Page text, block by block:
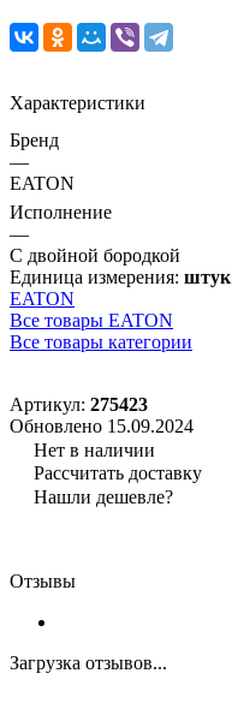
Характеристики
Бренд
—
EATON
Исполнение
—
С двойной бородкой
Единица измерения: штук
EATON
Все товары EATON
Все товары категории
Артикул: 275423
Обновлено 15.09.2024
Нет в наличии
Рассчитать доставку
Нашли дешевле?
Отзывы
Загрузка отзывов...